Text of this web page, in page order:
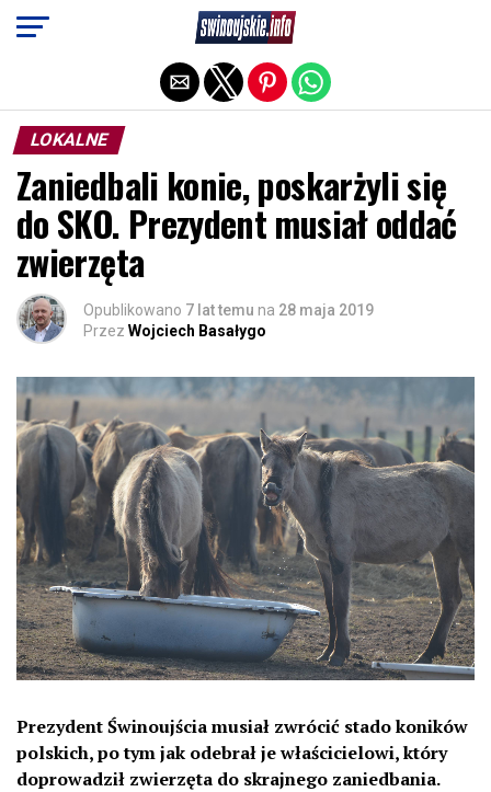
LOKALNE
Zaniedbali konie, poskarżyli się
do SKO. Prezydent musiał oddać
zwierzęta
Opublikowano 7 lat temu na 28 maja 2019
Przez Wojciech Basałygo
Prezydent Świnoujścia musiał zwrócić stado koników
polskich, po tym jak odebrał je właścicielowi, który
doprowadził zwierzęta do skrajnego zaniedbania.
Exit mobile version